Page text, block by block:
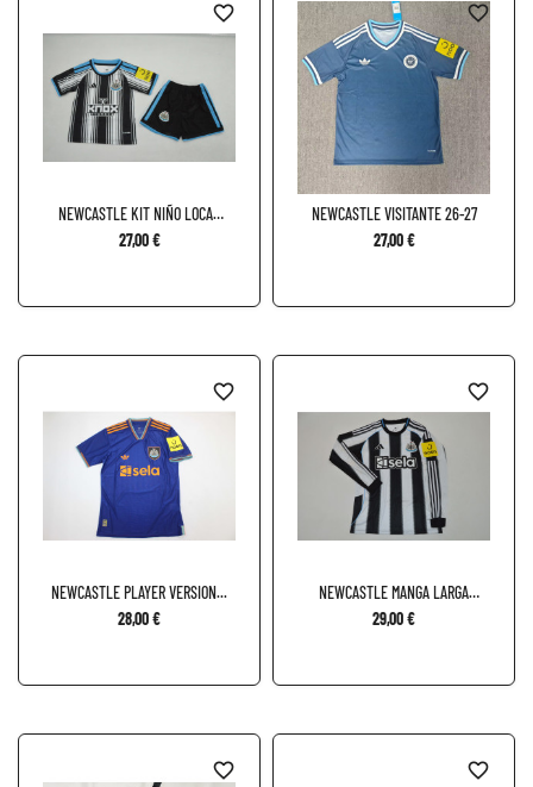
NEWCASTLE KIT NIÑO LOCAL
26-27
27,00 €
favorite_border
NEWCASTLE VISITANTE 26-27
27,00 €
favorite_border
NEWCASTLE PLAYER VERSION...
28,00 €
favorite_border
NEWCASTLE MANGA LARGA
LOCAL...
29,00 €
favorite_border
favorite_border favorite_border